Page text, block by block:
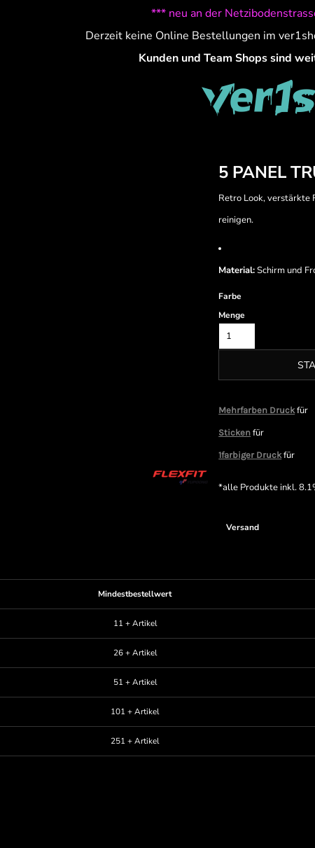
*** neu an der
Derzeit keine Online Bestellungen im
Kunden und Team Shops sind
5 PANEL
Retro Look, verstärkte
reinigen.
Material:Schirm und
Farbe
Menge
Mehrfarben Druckfür
Sticken für
1farbiger Druckfür
*alle Produkte inkl.
Versand
Mindestbestellwert
11 + Artikel
26 + Artikel
51 + Artikel
101 + Artikel
251 + Artikel